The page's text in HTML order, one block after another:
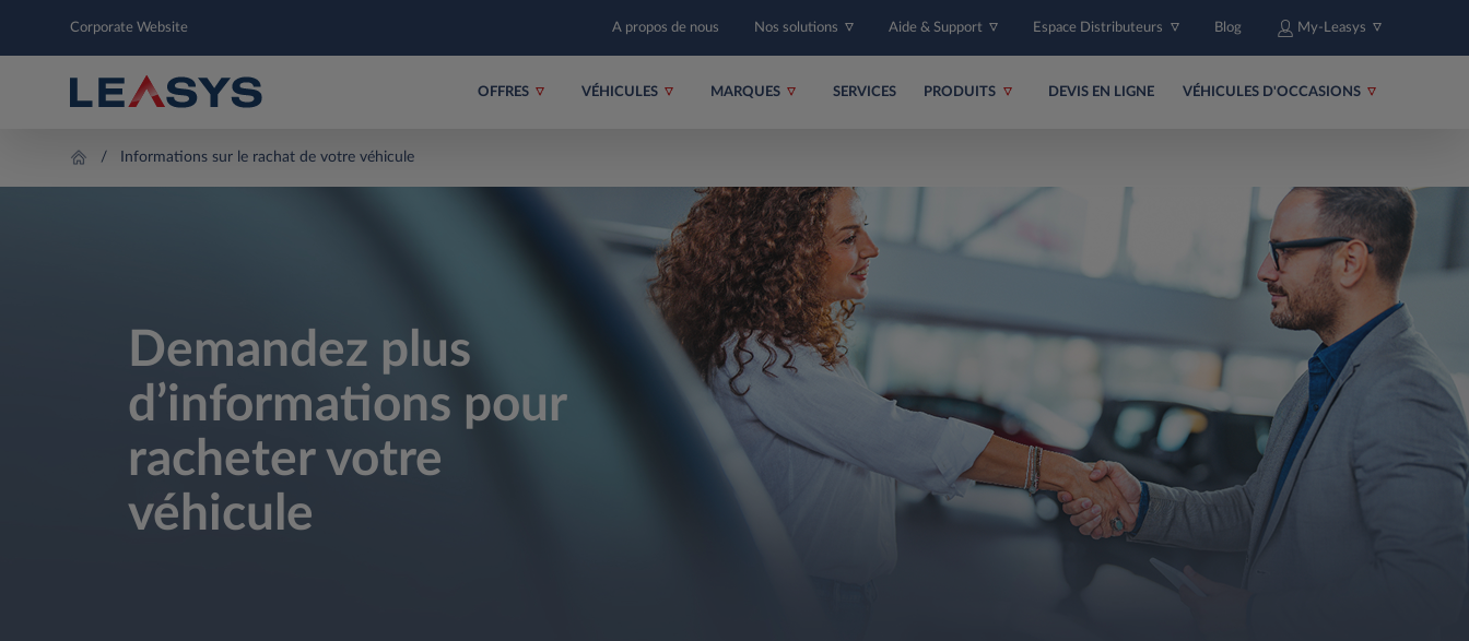
Corporate Website A propos de nous Nos solutions Aide & Support Espace Distributeurs Blog My-Leasys
OFFRES VÉHICULES MARQUES SERVICES PRODUITS DEVIS EN LIGNE VÉHICULES D'OCCASIONS
Informations sur le rachat de votre véhicule
Demandez plus
d’informations pour
racheter votre
véhicule